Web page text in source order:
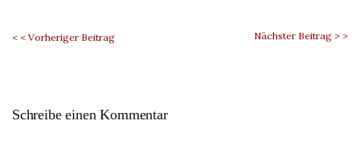
< < Vorheriger Beitrag Nächster Beitrag > >
Schreibe einen Kommentar